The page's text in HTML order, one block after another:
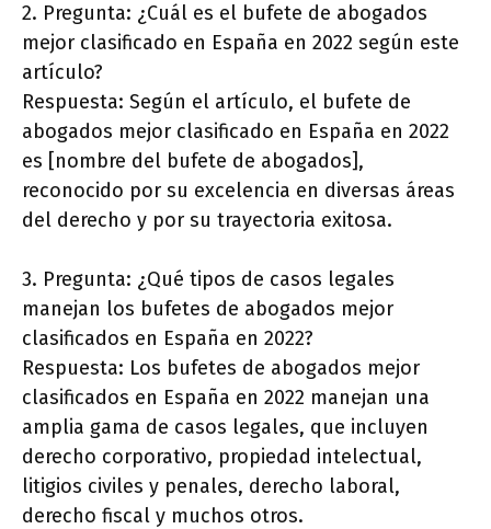
2. Pregunta: ¿Cuál es el bufete de abogados
mejor clasificado en España en 2022 según este
artículo?
Respuesta: Según el artículo, el bufete de
abogados mejor clasificado en España en 2022
es [nombre del bufete de abogados],
reconocido por su excelencia en diversas áreas
del derecho y por su trayectoria exitosa.
3. Pregunta: ¿Qué tipos de casos legales
manejan los bufetes de abogados mejor
clasificados en España en 2022?
Respuesta: Los bufetes de abogados mejor
clasificados en España en 2022 manejan una
amplia gama de casos legales, que incluyen
derecho corporativo, propiedad intelectual,
litigios civiles y penales, derecho laboral,
derecho fiscal y muchos otros.